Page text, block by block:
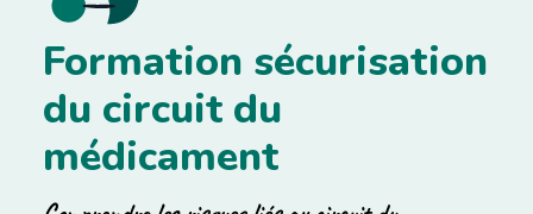
Formation sécurisation
du circuit du
médicament